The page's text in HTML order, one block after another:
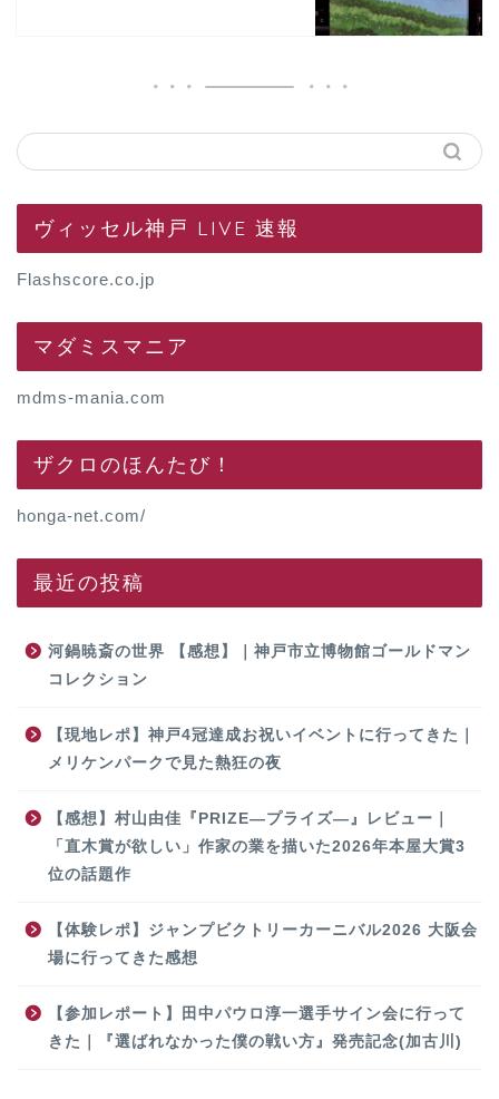
ヴィッセル神戸 LIVE 速報
Flashscore.co.jp
マダミスマニア
mdms-mania.com
ザクロのほんたび！
honga-net.com/
最近の投稿
河鍋暁斎の世界 【感想】｜神戸市立博物館ゴールドマン
コレクション
【現地レポ】神戸4冠達成お祝いイベントに行ってきた｜
メリケンパークで見た熱狂の夜
【感想】村山由佳『PRIZE―プライズ―』レビュー｜
「直木賞が欲しい」作家の業を描いた2026年本屋大賞3
位の話題作
【体験レポ】ジャンプビクトリーカーニバル2026 大阪会
場に行ってきた感想
【参加レポート】田中パウロ淳一選手サイン会に行って
きた｜『選ばれなかった僕の戦い方』発売記念(加古川)